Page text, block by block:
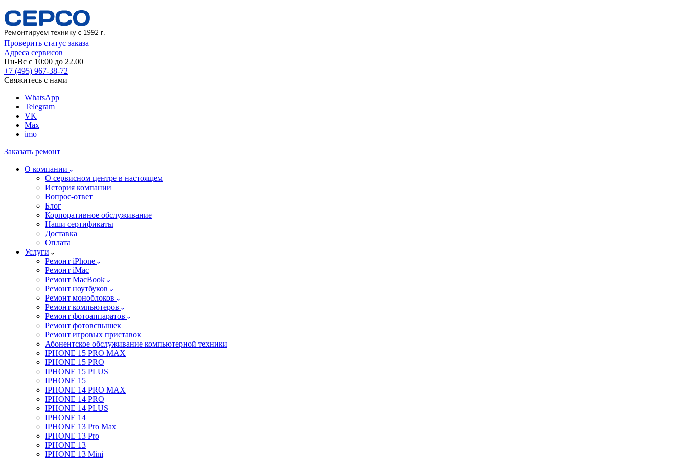
Проверить статус заказа
Адреса сервисов
Пн-Вс с 10:00 до 22.00
+7 (495) 967-38-72
Свяжитесь с нами
WhatsApp
Telegram
VK
Max
imo
Заказать ремонт
О компании
О сервисном центре в настоящем
История компании
Вопрос-ответ
Блог
Корпоративное обслуживание
Наши сертификаты
Доставка
Оплата
Услуги
Ремонт iPhone
Ремонт iMac
Ремонт MacBook
Ремонт ноутбуков
Ремонт моноблоков
Ремонт компьютеров
Ремонт фотоаппаратов
Ремонт фотовспышек
Ремонт игровых приставок
Абонентское обслуживание компьютерной техники
IPHONE 15 PRO MAX
IPHONE 15 PRO
IPHONE 15 PLUS
IPHONE 15
IPHONE 14 PRO MAX
IPHONE 14 PRO
IPHONE 14 PLUS
IPHONE 14
IPHONE 13 Pro Max
IPHONE 13 Pro
IPHONE 13
IPHONE 13 Mini